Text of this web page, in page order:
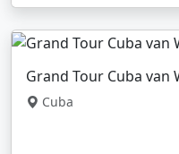
Grand Tour Cuba van
Cuba